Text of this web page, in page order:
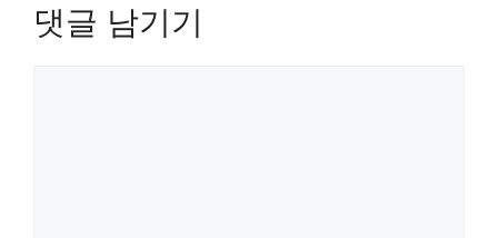
댓글 남기기